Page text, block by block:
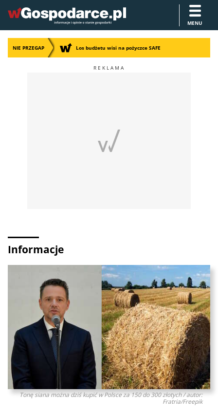
MENU
NIE PRZEGAP Los budżetu wisi na pożyczce SAFE
Informacje
Tonę siana można dziś kupić w Polsce za 150 do 300 złotych / autor:
Fratria/Freepik